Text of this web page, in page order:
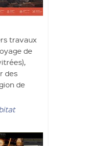
travaux
de
des
de